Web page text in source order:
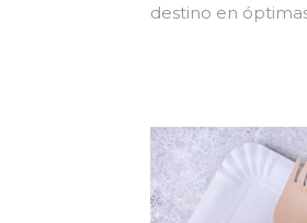
destino en